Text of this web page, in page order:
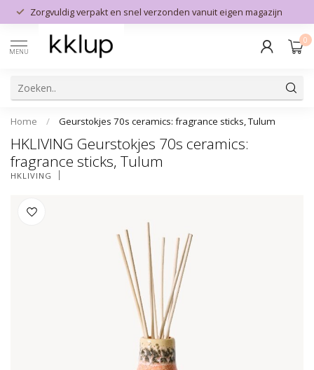
Zorgvuldig verpakt en snel verzonden vanuit eigen magazijn
MENU
0
Home / Geurstokjes 70s ceramics: fragrance sticks, Tulum
HKLIVING Geurstokjes 70s ceramics:
fragrance sticks, Tulum
HKLIVING